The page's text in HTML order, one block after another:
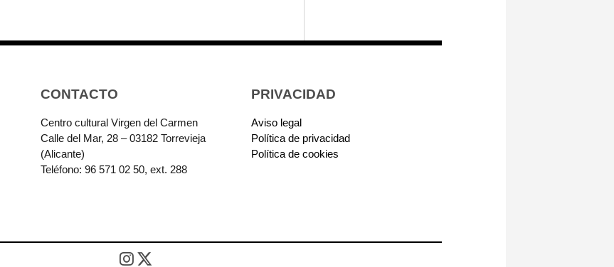
CONTACTO
Centro cultural Virgen del Carmen
Calle del Mar, 28 – 03182 Torrevieja
(Alicante)
Teléfono: 96 571 02 50, ext. 288
PRIVACIDAD
Aviso legal
Política de privacidad
Política de cookies